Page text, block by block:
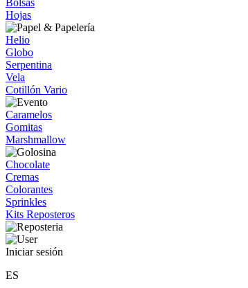
Bolsas
Hojas
Helio
Globo
Serpentina
Vela
Cotillón Vario
Caramelos
Gomitas
Marshmallow
Chocolate
Cremas
Colorantes
Sprinkles
Kits Reposteros
Iniciar sesión
ES